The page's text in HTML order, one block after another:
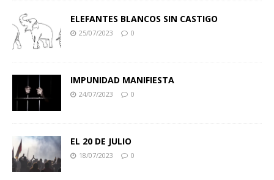
ELEFANTES BLANCOS SIN CASTIGO
25/07/2023 0
IMPUNIDAD MANIFIESTA
24/07/2023 0
EL 20 DE JULIO
18/07/2023 0